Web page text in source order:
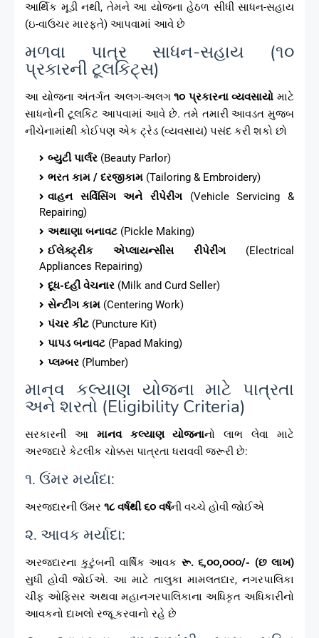
આર્થિક મૂડી નથી, તેમને આ યોજના હેઠળ સીધી સાધન-સહાય
(ઇ-વાઉચર મારફતે) આપવામાં આવે છે
મળવા પાત્ર સાધન-સહાય (૧૦
પ્રકારની ટૂલકિટ્સ)
આ યોજના અંતર્ગત અલગ-અલગ૧૦ પ્રકારના વ્યવસાયો માટે
સાધનોની ટૂલકિટ આપવામાં આવે છે. તમે તમારી આવડત મુજબ
નીચેનામાંથી કોઈપણ એક ટ્રેડ (વ્યવસાય) પસંદ કરી શકો છો
બ્યુટી પાર્લર (Beauty Parlor)
ભરત કામ / દરજીકામ (Tailoring & Embroidery)
વાહન સર્વિસિંગ અને રીપેરીંગ (Vehicle Servicing &
Repairing)
અથાણા બનાવટ (Pickle Making)
ઈલેક્ટ્રીક એપ્લાયન્સીસ રીપેરીંગ (Electrical
Appliances Repairing)
દૂધ-દહીં વેચનાર (Milk and Curd Seller)
સેન્ટીંગ કામ (Centering Work)
પંચર કીટ (Puncture Kit)
પાપડ બનાવટ (Papad Making)
પ્લમ્બર (Plumber)
માનવ કલ્યાણ યોજના માટે પાત્રતા
અને શરતો (Eligibility Criteria)
સરકારની આ માનવ કલ્યાણ યોજનાનો લાભ લેવા માટે
અરજદારે કેટલીક ચોક્કસ પાત્રતા ધરાવવી જરૂરી છે:
૧. ઉંમર મર્યાદા:
અરજદારની ઉંમર ૧૮ વર્ષથી ૬૦ વર્ષની વચ્ચે હોવી જોઈએ
૨. આવક મર્યાદા:
અરજદારના કુટુંબની વાર્ષિક આવક રૂ. ૬,૦૦,૦૦૦/- (છ લાખ)
સુધી હોવી જોઈએ. આ માટે તાલુકા મામલતદાર, નગરપાલિકા
ચીફ ઓફિસર અથવા મહાનગરપાલિકાના અધિકૃત અધિકારીનો
આવકનો દાખલો રજૂ કરવાનો રહે છે